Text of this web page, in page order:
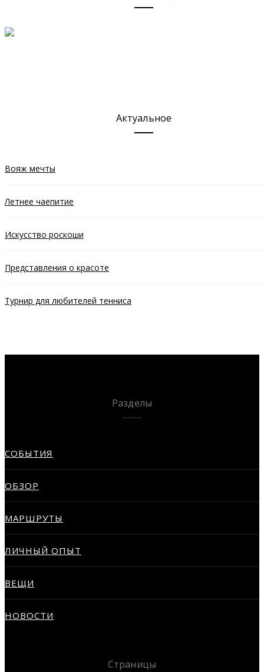
Актуальное
Вояж мечты
Летнее чаепитие
Искусство роскоши
Представления о красоте
Турнир для любителей тенниса
Разделы
СОБЫТИЯ
ОБЗОР
МАРШРУТЫ
ЛИЧНЫЙ ОПЫТ
ВЕЩИ
НОВОСТИ
Страницы